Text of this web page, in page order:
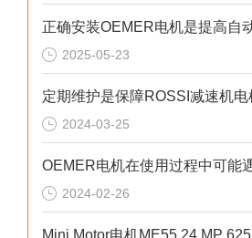
2025-05-23
2024-03-25
2024-02-26